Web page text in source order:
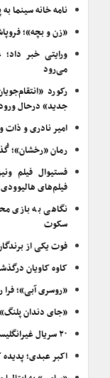
نامه خانه سینما
«زن و بچه»؛
ورایتی خبر
می‌رود
رکورد
جدید» درحال
امیر نادری و ذات
رمان «رخشان»؛
فیلم‌های هالیوودی
نگاهی به بازی
سکوت
فوت یکی از
کاوه کاویان
«روسری آبی»؛
«جای دندان
۲۰ سریال غیرانگلیسی‌زبان برگزیده سال‌های اخیر
اکبر عبدی؛ پدیده